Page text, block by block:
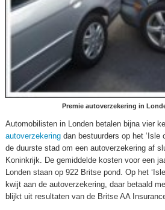
Premie autoverzekering in
Automobilisten in Londen betalen bijna vier
autoverzekering dan bestuurders op het ‘Isle
de duurste stad om een autoverzekering af
Koninkrijk. De gemiddelde kosten voor een
Londen staan op 922 Britse pond. Op het
kwijt aan de autoverzekering, daar betaald
blijkt uit resultaten van de Britse AA